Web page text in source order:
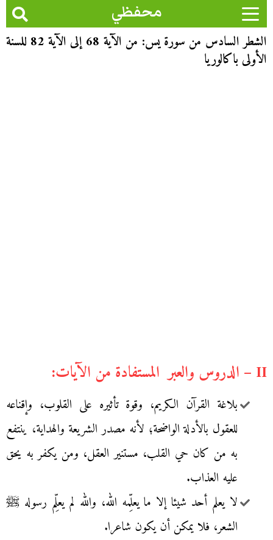
محفظي
الشطر السادس من سورة يس: من الآية 68 إلى الآية 82 للسنة
الأولى باكالوريا
II – الدروس والعبر المستفادة من الآيات:
بلاغة القرآن الكريم، وقوة تأثيره على القلوب، وإقناعه
للعقول بالأدلة الواضحة؛ لأنه مصدر الشريعة والهداية، ينتفع
به من كان حي القلب، مستنير العقل، ومن يكفر به يحق
عليه العذاب.
لا يعلم أحد شيئا إلا ما يعلِّمه الله، والله لم يعلِّم رسوله ﷺ
الشعر، فلا يمكن أن يكون شاعرا.